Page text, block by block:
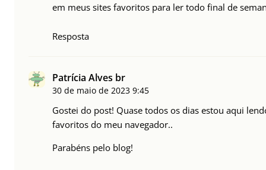
em meus sites favoritos para ler todo final de
Resposta
Patrícia Alves br
30 de maio de 2023 9:45
Gostei do post! Quase todos os dias estou aqui
favoritos do meu navegador..
Parabéns pelo blog!